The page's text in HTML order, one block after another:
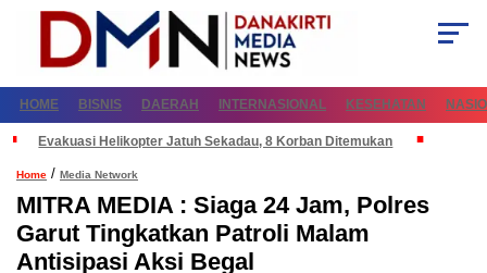
HOME BISNIS DAERAH INTERNASIONAL KESEHATAN
Evakuasi Helikopter Jatuh Sekadau, 8 Korban Ditemukan
Home / Media Network
MITRA MEDIA : Siaga 24 Jam, Polres
Garut Tingkatkan Patroli Malam
Antisipasi Aksi Begal